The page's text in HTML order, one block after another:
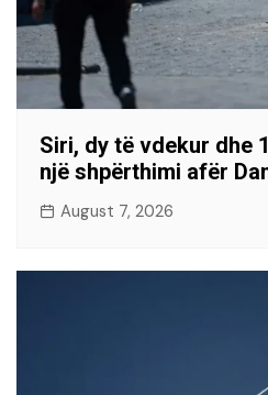
Siri, dy të vdekur dhe
një shpërthimi afër
August 7, 2026